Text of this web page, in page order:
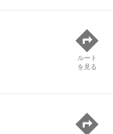
ルート
を見る